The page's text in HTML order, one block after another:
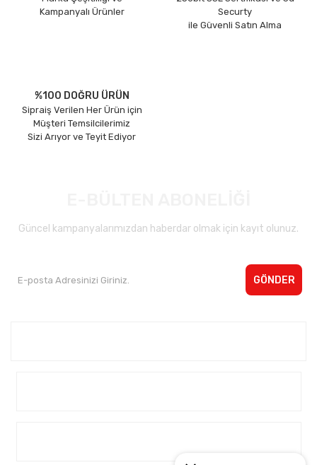
Kampanyalı Ürünler
Securty
ile Güvenli Satın Alma
%100 DOĞRU ÜRÜN
Sipraiş Verilen Her Ürün için
Müşteri Temsilcilerimiz
Sizi Arıyor ve Teyit Ediyor
Güncel kampanyalarımızdan haberdar olmak için kayıt olunuz.
GÖNDER